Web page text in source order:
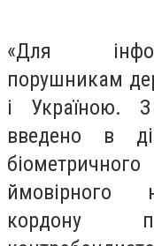
«Для
порушникам
і Україною.
введено в
ймовірного
кордону